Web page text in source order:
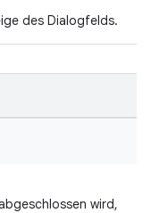
des Dialogfelds.
wird,